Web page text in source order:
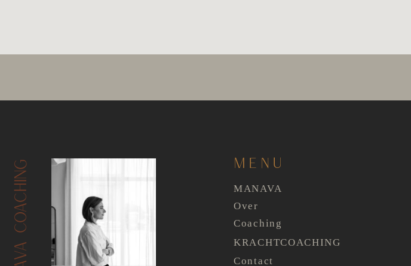
KRACHTCOACHING
Contact
Coaching
Over
MANAVA
MENU
MANAVA COACHING